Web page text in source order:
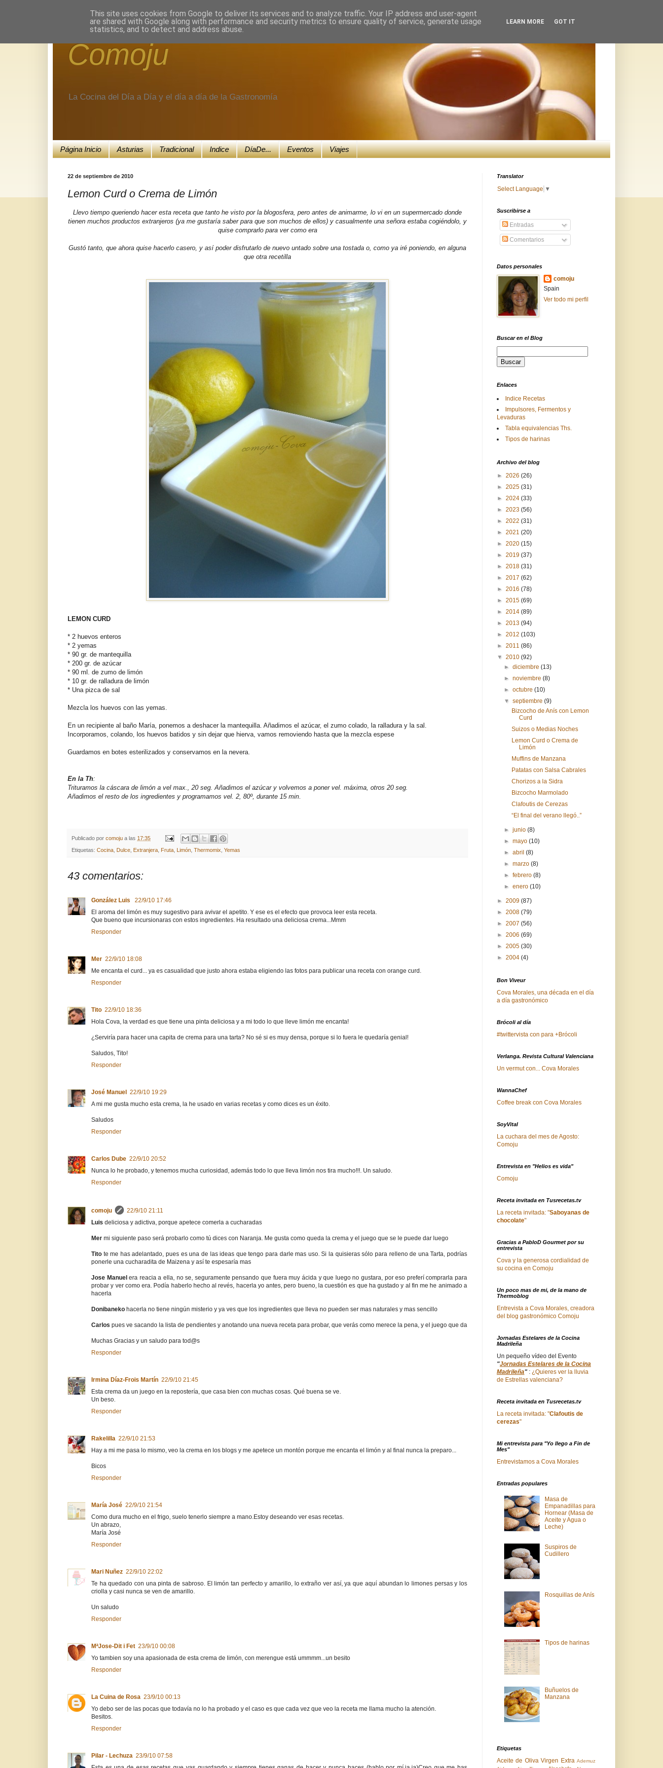
Comoju
La Cocina del Día a Día y el día a día de la Gastronomía
Página Inicio Asturias Tradicional Indice DíaDe... Eventos Viajes
22 de septiembre de 2010
Lemon Curd o Crema de Limón
Llevo tiempo queriendo hacer esta receta que tanto he visto por la blogosfera, pero antes de animarme, lo vi en un supermercado donde
tienen muchos productos extranjeros (ya me gustaría saber para que son muchos de ellos) y casualmente una señora estaba cogiéndolo, y
quise comprarlo para ver como era
Gustó tanto, que ahora quise hacerlo casero, y así poder disfrutarlo de nuevo untado sobre una tostada o, como ya iré poniendo, en alguna
que otra recetilla
LEMON CURD
* 2 huevos enteros
* 2 yemas
* 90 gr. de mantequilla
* 200 gr. de azúcar
* 90 ml. de zumo de limón
* 10 gr. de ralladura de limón
* Una pizca de sal
Mezcla los huevos con las yemas.
En un recipiente al baño María, ponemos a deshacer la mantequilla. Añadimos el azúcar, el zumo colado, la ralladura y la sal.
Incorporamos, colando, los huevos batidos y sin dejar que hierva, vamos removiendo hasta que la mezcla espese
Guardamos en botes esterilizados y conservamos en la nevera.
En la Th:
Trituramos la cáscara de limón a vel max., 20 seg. Añadimos el azúcar y volvemos a poner vel. máxima, otros 20 seg.
Añadimos el resto de los ingredientes y programamos vel. 2, 80º, durante 15 min
Publicado por comoju a las 17:35
Etiquetas: Cocina Dulce Extranjera Fruta Limón Thermomix Yemas
43 comentarios:
González Luis
22/9/10 17:46
El aroma del limón es muy sugestivo para avivar el apetito. Y ese es el efecto que provoca leer esta receta.
Que bueno que incursionaras con estos ingredientes. Ha resultado una deliciosa crema...Mmm
Responder
Mer 22/9/10 18:08
Me encanta el curd... ya es casualidad que justo ahora estaba eligiendo las fotos para publicar una receta con orange curd.
Responder
Tito 22/9/10 18:36
Hola Cova, la verdad es que tiene una pinta deliciosa y a mi todo lo que lleve limón me encanta!
¿Serviría para hacer una capita de crema para una tarta? No sé si es muy densa, porque si lo fuera le quedaría genial!
Saludos, Tito!
Responder
José Manuel
22/9/10 19:29
A mi me gusta mucho esta crema, la he usado en varias recetas y como dices es un éxito.
Saludos
Responder
Carlos Dube 22/9/10 20:52
Nunca lo he probado, y tenemos mucha curiosidad, además todo lo que lleva limón nos tira mucho!!!. Un saludo.
Responder
comoju
22/9/10 21:11
Luis deliciosa y adictiva, porque apetece comerla a cucharadas
Mer mi siguiente paso será probarlo como tú dices con Naranja. Me gusta como queda la crema y el juego que se le puede dar luego
Tito te me has adelantado, pues es una de las ideas que tengo para darle mas uso. Si la quisieras sólo para relleno de una Tarta, podrías
ponerle una cucharadita de Maizena y así te espesaría mas
Jose Manuelera reacia a ella, no se, seguramente pensando que fuera muy ácida y que luego no gustara, por eso preferí comprarla para
probar y ver como era. Podía haberlo hecho al revés, hacerla yo antes, pero bueno, la cuestión es que ha gustado y al fin me he animado a
hacerla
Donibaneko hacerla no tiene ningún misterio y ya ves que los ingredientes que lleva no pueden ser mas naturales y mas sencillo
Carlos pues ve sacando la lista de pendientes y anotando una nueva receta para probar, que verás como merece la pena, y el juego que da
Muchas Gracias y un saludo para tod@s
Responder
Irmina Díaz-Frois Martín 22/9/10 21:45
Esta crema da un juego en la repostería, que casa bien con muchas cosas. Qué buena se ve.
Un beso.
Responder
Rakelilla 22/9/10 21:53
Hay a mi me pasa lo mismo, veo la crema en los blogs y me apetece un montón porque me encanta el limón y al final nunca la preparo...
Bicos
Responder
María José 22/9/10 21:54
Como dura mucho en el frigo, suelo tenerlo siempre a mano.Estoy deseando ver esas recetas.
Un abrazo,
María José
Responder
Mari Nuñez 22/9/10 22:02
Te ha quedado con una pinta de sabroso. El limón tan perfecto y amarillo, lo extraño ver así, ya que aquí abundan lo limones persas y los
criolla y casi nunca se ven de amarillo.
Un saludo
Responder
MªJose-Dit i Fet 23/9/10 00:08
Yo tambien soy una apasionada de esta crema de limón, con merengue está ummmm...un besito
Responder
La Cuina de Rosa 23/9/10 00:13
Yo debo ser de las pocas que todavía no lo ha probado y el caso es que cada vez que veo la receta me llama mucho la atención.
Besitos.
Responder
Pilar - Lechuza 23/9/10 07:58
Translator
Select Language ▼
Suscribirse a
Entradas
Comentarios
Datos personales
comoju
Spain
Ver todo mi perfil
Buscar en el Blog
Enlaces
Indice Recetas
Impulsores, Fermentos y
Levaduras
Tabla equivalencias Ths.
Tipos de harinas
Archivo del blog
► 2026 (26)
► 2025 (31)
► 2024 (33)
► 2023 (56)
► 2022 (31)
► 2021 (20)
► 2020 (15)
► 2019 (37)
► 2018 (31)
► 2017 (62)
► 2016 (78)
► 2015 (69)
► 2014 (89)
► 2013 (94)
► 2012 (103)
► 2011 (86)
▼ 2010 (92)
►diciembre(13)
►noviembre(8)
►octubre(10)
▼septiembre(9)
Bizcocho de Anís con Lemon
Curd
Suizos o Medias Noches
Lemon Curd o Crema de
Limón
Muffins de Manzana
Patatas con Salsa Cabrales
Chorizos a la Sidra
Bizcocho Marmolado
Clafoutis de Cerezas
“El final del verano llegó..”
►junio(8)
►mayo(10)
►abril(8)
►marzo(8)
►febrero(8)
►enero(10)
► 2009 (87)
► 2008 (79)
► 2007 (56)
► 2006 (69)
► 2005 (30)
► 2004 (4)
Bon Viveur
Cova Morales, una década en el día
a día gastronómico
Brócoli al día
#twittervista con para +Brócoli
Verlanga. Revista Cultural Valenciana
Un vermut con... Cova Morales
WannaChef
Coffee break con Cova Morales
SoyVital
La cuchara del mes de Agosto:
Comoju
Entrevista en "Helios es vida"
Comoju
Receta invitada en Tusrecetas.tv
La receta invitada: "Saboyanas de
chocolate"
Gracias a PabloD Gourmet por su
entrevista
Cova y la generosa cordialidad de
su cocina en Comoju
Un poco mas de mi, de la mano de
Thermoblog
Entrevista a Cova Morales, creadora
del blog gastronómico Comoju
Jornadas Estelares de la Cocina
Madrileña
Un pequeño vídeo del Evento
"Jornadas Estelares de la Cocina
Madrileña" : ¿Quieres ver la lluvia
de Estrellas valenciana?
Receta invitada en Tusrecetas.tv
La receta invitada: "Clafoutis de
cerezas"
Mi entrevista para "Yo llego a Fin de
Mes"
Entrevistamos a Cova Morales
Entradas populares
Masa de
Empanadillas para
Hornear (Masa de
Aceite y Agua o
Leche)
Suspiros de
Cudillero
Rosquillas de Anís
Tipos de harinas
Buñuelos de
Manzana
Etiquetas
Aceite de Oliva Virgen Extra Ademuz
This site uses cookies from Google to deliver its services and to analyze traffic. Your IP address and user-agent
are shared with Google along with performance and security metrics to ensure quality of service, generate usage
statistics, and to detect and address abuse.
LEARN MORE GOT IT